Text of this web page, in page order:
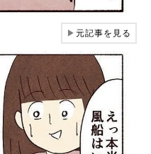
▶元記事を見る